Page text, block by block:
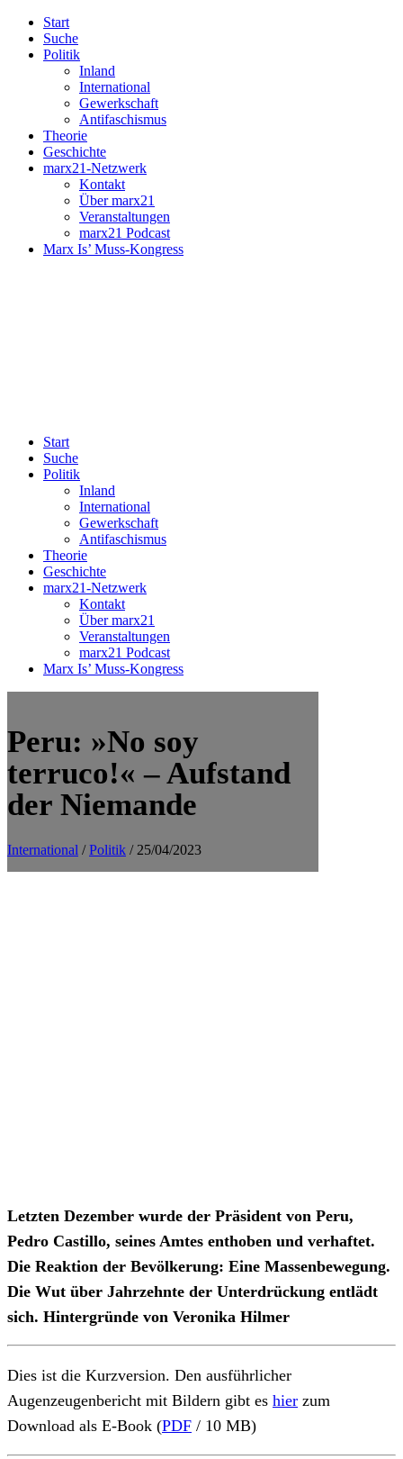
Start
Suche
Politik
Inland
International
Gewerkschaft
Antifaschismus
Theorie
Geschichte
marx21-Netzwerk
Kontakt
Über marx21
Veranstaltungen
marx21 Podcast
Marx Is’ Muss-Kongress
Start
Suche
Politik
Inland
International
Gewerkschaft
Antifaschismus
Theorie
Geschichte
marx21-Netzwerk
Kontakt
Über marx21
Veranstaltungen
marx21 Podcast
Marx Is’ Muss-Kongress
Peru: »No soy
terruco!« – Aufstand
der Niemande
International /Politik / 25/04/2023
Letzten Dezember wurde der Präsident von Peru,
Pedro Castillo, seines Amtes enthoben und verhaftet.
Die Reaktion der Bevölkerung: Eine Massenbewegung.
Die Wut über Jahrzehnte der Unterdrückung entlädt
sich. Hintergründe von Veronika Hilmer
Dies ist die Kurzversion. Den ausführlicher
Augenzeugenbericht mit Bildern gibt es hier zum
Download als E-Book (PDF / 10 MB)